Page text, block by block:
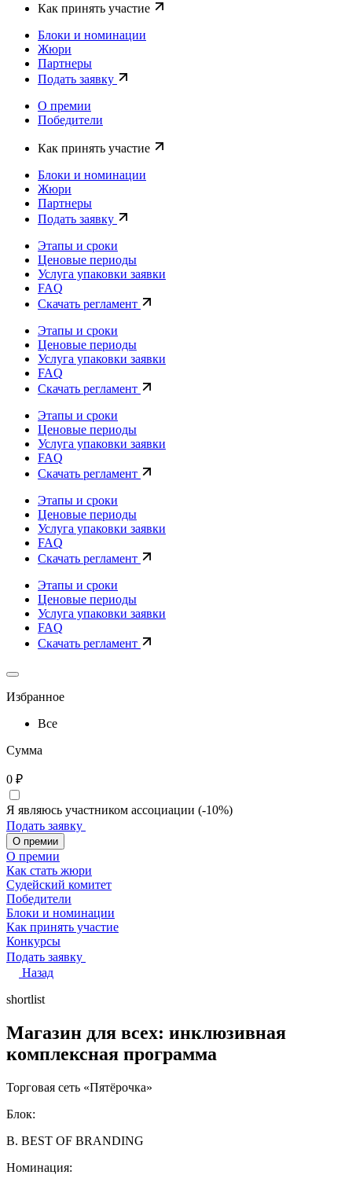
Как принять участие
Блоки и номинации
Жюри
Партнеры
Подать заявку
О премии
Победители
Как принять участие
Блоки и номинации
Жюри
Партнеры
Подать заявку
Этапы и сроки
Ценовые периоды
Услуга упаковки заявки
FAQ
Скачать регламент
Этапы и сроки
Ценовые периоды
Услуга упаковки заявки
FAQ
Скачать регламент
Этапы и сроки
Ценовые периоды
Услуга упаковки заявки
FAQ
Скачать регламент
Этапы и сроки
Ценовые периоды
Услуга упаковки заявки
FAQ
Скачать регламент
Этапы и сроки
Ценовые периоды
Услуга упаковки заявки
FAQ
Скачать регламент
Избранное
Все
Сумма
0 ₽
Я являюсь участником ассоциации (-10%)
Подать заявку
О премии
О премии
Как стать жюри
Судейский комитет
Победители
Блоки и номинации
Как принять участие
Конкурсы
Подать заявку
Назад
shortlist
Магазин для всех: инклюзивная
комплексная программа
Торговая сеть «Пятёрочка»
Блок:
B. BEST OF BRANDING
Номинация: